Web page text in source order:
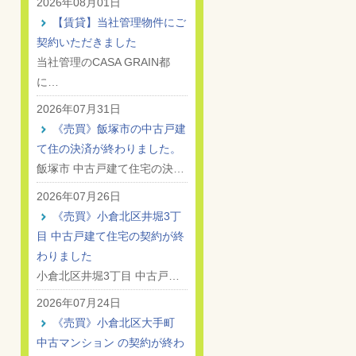
【賃貸】当社管理物件にご
契約いただきました
当社管理のCASA GRAIN都
に…
2026年07月31日
《売買》飯塚市の中古戸建
て住の決済が終わりました。
飯塚市 中古戸建て住宅の決…
2026年07月26日
《売買》小倉北区井堀3丁
目 中古戸建て住宅の契約が終
わりました
小倉北区井堀3丁目 中古戸…
2026年07月24日
《売買》小倉北区大手町
中古マンション の契約が終わ